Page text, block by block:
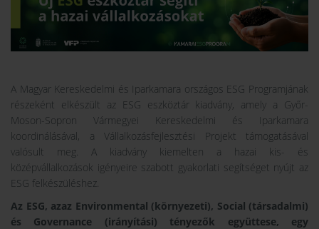
A Magyar Kereskedelmi és Iparkamara országos ESG Programjának
részeként elkészült az ESG eszköztár kiadvány, amely a Győr-
Moson-Sopron Vármegyei Kereskedelmi és Iparkamara
koordinálásával, a Vállalkozásfejlesztési Projekt támogatásával
valósult meg. A kiadvány kiemelten a hazai kis- és
középvállalkozások igényeire szabott gyakorlati segítséget nyújt az
ESG felkészüléshez.
Az ESG, azaz Environmental (környezeti), Social (társadalmi)
és Governance (irányítási) tényezők együttese, egy